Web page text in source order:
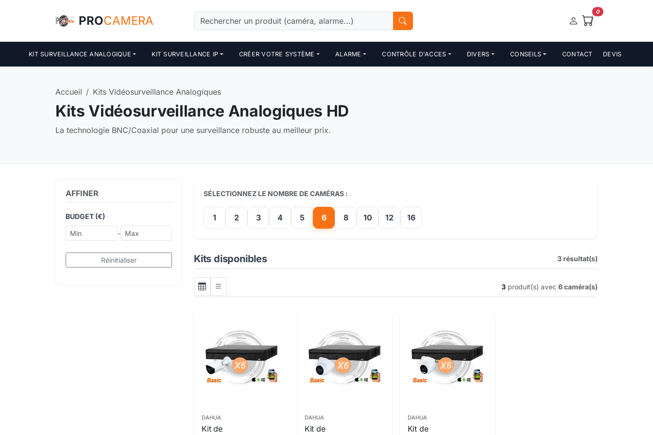
PROCAMERA
0
KIT SURVEILLANCE ANALOGIQUE KIT SURVEILLANCE IP CRÉER VOTRE SYSTÈME ALARME CONTRÔLE D'ACCES DIVERS CONSEILS CONTACT DEVIS
Accueil Kits Vidéosurveillance Analogiques
Kits Vidéosurveillance Analogiques HD
La technologie BNC/Coaxial pour une surveillance robuste au meilleur prix.
AFFINER
BUDGET (€)
-
Réinitialiser
SÉLECTIONNEZ LE NOMBRE DE CAMÉRAS :
1 2 3 4 5 6 8 10 12 16
Kits disponibles 3 résultat(s)
3 produit(s) avec 6 caméra(s)
DAHUA
Kit de
DAHUA
Kit de
DAHUA
Kit de